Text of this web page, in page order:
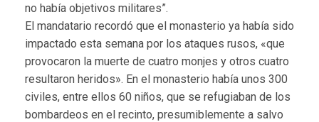
no había objetivos militares”.
El mandatario recordó que el monasterio ya había sido
impactado esta semana por los ataques rusos, «que
provocaron la muerte de cuatro monjes y otros cuatro
resultaron heridos». En el monasterio había unos 300
civiles, entre ellos 60 niños, que se refugiaban de los
bombardeos en el recinto, presumiblemente a salvo